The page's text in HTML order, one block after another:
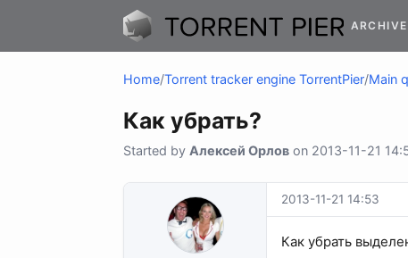
ARCHIVE
Home/Torrent tracker engine TorrentPier/Main
Как убрать?
Started by Алексей Орлов on 2013-11-21
2013-11-21 14:53
Как убрать